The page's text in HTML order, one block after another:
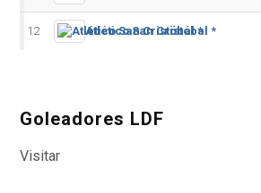
12 Atlético San Cristóbal *
Goleadores LDF
Visitar